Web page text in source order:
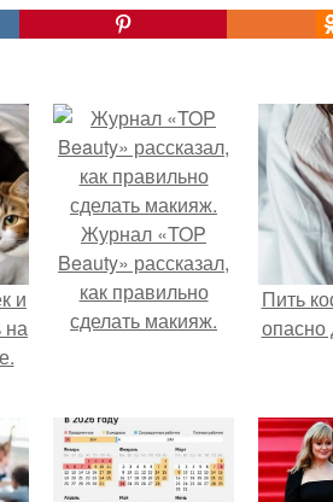
и
на
Журнал «TOP
Beauty» рассказал,
как правильно
сделать макияж.
Пить
опасно